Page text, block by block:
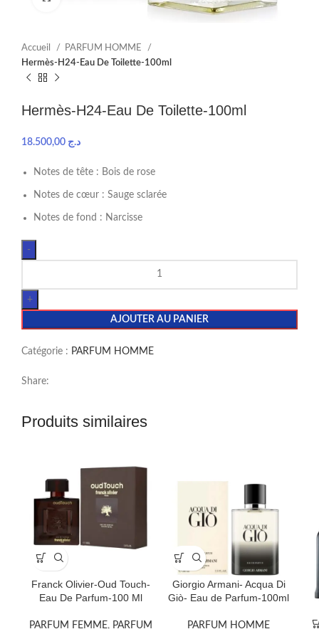
Accueil
PARFUM HOMME
Hermès-H24-Eau De Toilette-100ml
Hermès-H24-Eau De Toilette-100ml
د.ج
Notes de tête : Bois de rose
Notes de cœur : Sauge sclarée
Notes de fond : Narcisse
AJOUTER AU PANIER
Catégorie : PARFUM HOMME
Share:
Produits similaires
Franck Olivier-Oud Touch-
Eau De Parfum-100 Ml
PARFUM FEMME, PARFUM
Giorgio Armani- Acqua Di
Giò- Eau de Parfum-100ml
PARFUM HOMME